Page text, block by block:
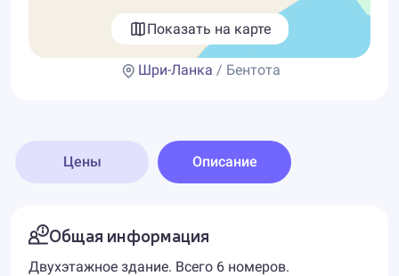
Показать на карте
Шри-Ланка / Бентота
Цены Описание
Общая информация
Двухэтажное здание. Всего 6 номеров.